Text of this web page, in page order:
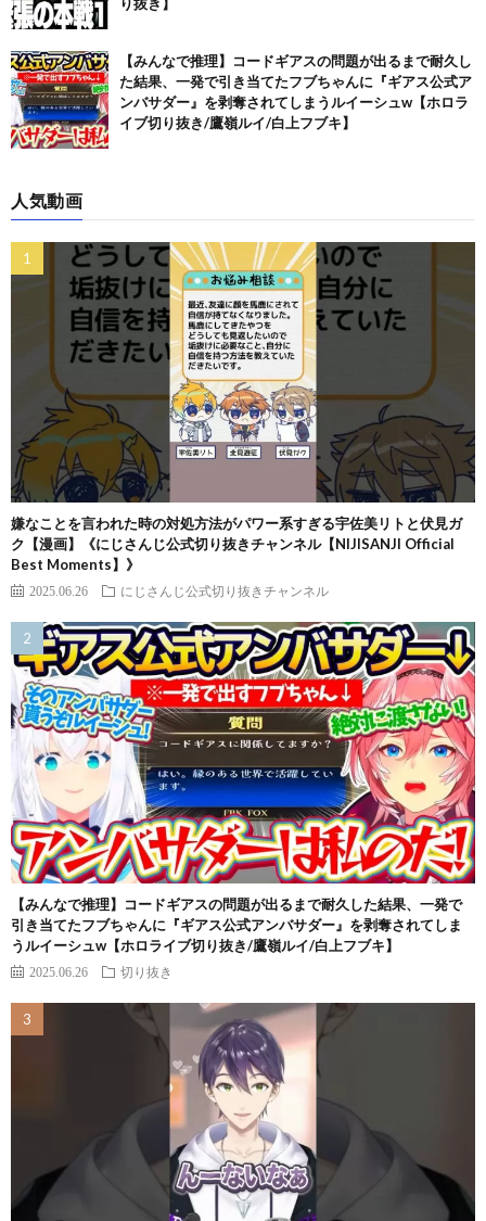
【みんなで推理】コードギアスの問題が出るまで耐久し
た結果、一発で引き当てたフブちゃんに『ギアス公式ア
ンバサダー』を剥奪されてしまうルイーシュw【ホロラ
イブ切り抜き/鷹嶺ルイ/白上フブキ】
人気動画
嫌なことを言われた時の対処方法がパワー系すぎる宇佐美リトと伏見ガ
ク【漫画】《にじさんじ公式切り抜きチャンネル【NIJISANJI Official
Best Moments】》
2025.06.26 にじさんじ公式切り抜きチャンネル
【みんなで推理】コードギアスの問題が出るまで耐久した結果、一発で
引き当てたフブちゃんに『ギアス公式アンバサダー』を剥奪されてしま
うルイーシュw【ホロライブ切り抜き/鷹嶺ルイ/白上フブキ】
2025.06.26 切り抜き